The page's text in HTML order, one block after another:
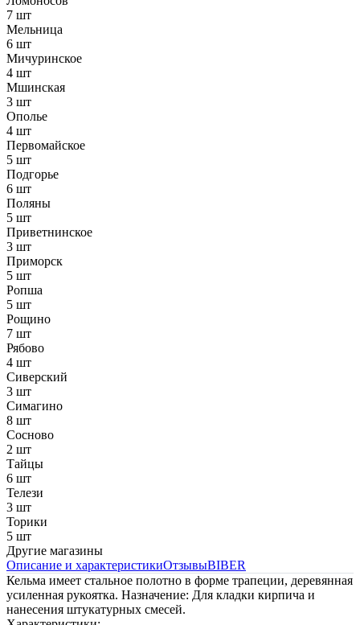
7 шт
Мельница
6 шт
Мичуринское
4 шт
Мшинская
3 шт
Ополье
4 шт
Первомайское
5 шт
Подгорье
6 шт
Поляны
5 шт
Приветнинское
3 шт
Приморск
5 шт
Ропша
5 шт
Рощино
7 шт
Рябово
4 шт
Сиверский
3 шт
Симагино
8 шт
Сосново
2 шт
Тайцы
6 шт
Телези
3 шт
Торики
5 шт
Другие магазины
Описание и характеристикиОтзывыBIBER
Кельма имеет стальное полотно в форме трапеции, деревянная
усиленная рукоятка. Назначение: Для кладки кирпича и
нанесения штукатурных смесей.